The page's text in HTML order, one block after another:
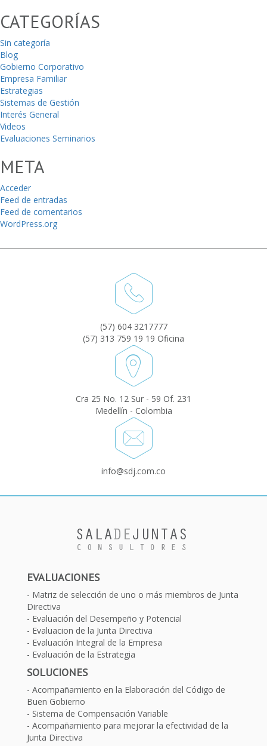
CATEGORÍAS
Sin categoría
Blog
Gobierno Corporativo
Empresa Familiar
Estrategias
Sistemas de Gestión
Interés General
Videos
Evaluaciones Seminarios
META
Acceder
Feed de entradas
Feed de comentarios
WordPress.org
(57) 604 3217777
(57) 313 759 19 19 Oficina
Cra 25 No. 12 Sur - 59 Of. 231
Medellín - Colombia
info@sdj.com.co
EVALUACIONES
Matriz de selección de uno o más miembros de Junta
Directiva
Evaluación del Desempeño y Potencial
Evaluacion de la Junta Directiva
Evaluación Integral de la Empresa
Evaluación de la Estrategia
SOLUCIONES
Acompañamiento en la Elaboración del Código de
Buen Gobierno
Sistema de Compensación Variable
Acompañamiento para mejorar la efectividad de la
Junta Directiva